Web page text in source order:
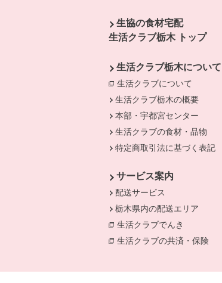
生協の食材宅配
生活クラブ栃木 トップ
生活クラブ栃木について
生活クラブについて
生活クラブ栃木の概要
本部・宇都宮センター
生活クラブの食材・品物
特定商取引法に基づく表記
サービス案内
配送サービス
栃木県内の配送エリア
生活クラブでんき
生活クラブの共済・保険